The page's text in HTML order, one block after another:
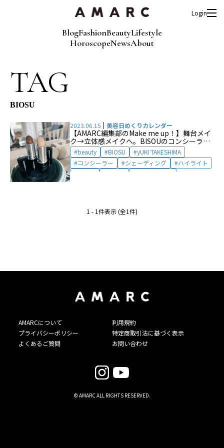
BlogFashionBeautyLifestyle
HoroscopeNewsAbout
Login
TAG
BIOSU
2023.06.15 美容日めくりカレンダー
【AMARC編集部のMake me up！】舞台メイ
ク→立体感メイクへ。BISOUのコンシーラー
by 大草直子
beauty BIOSU
yUKI TAKESHIMA
コンシーラー
シェーディング
ハイライト
1 - 1件表示 (全1件)
AMARCについて
利用規約
プライバシーポリシー
特定商取引法に基づく表示
よくあるご質問
お問い合わせ
© AMARC ALL RIGHTS RESERVED.